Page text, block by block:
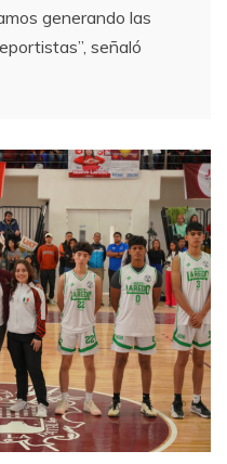
generando las
señaló